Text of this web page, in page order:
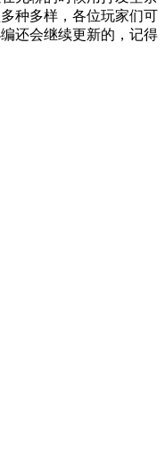
种多样，各位玩家们可
还会继续更新的，记得